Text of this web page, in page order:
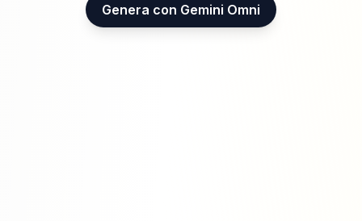
Genera con Gemini Omni